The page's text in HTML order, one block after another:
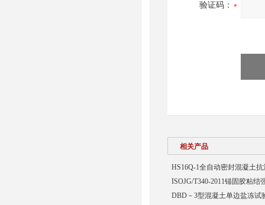
验证码：
相关产品
HS16Q-1全自动密封混凝土抗
ISOJG/T340-2011锚固胶粘结
DBD－3型混凝土单边盐冻试